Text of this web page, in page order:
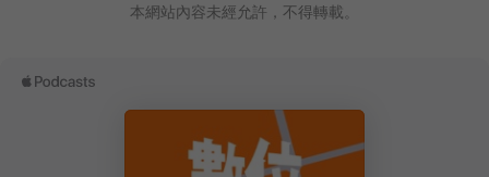
本網站內容未經允許，不得轉載。